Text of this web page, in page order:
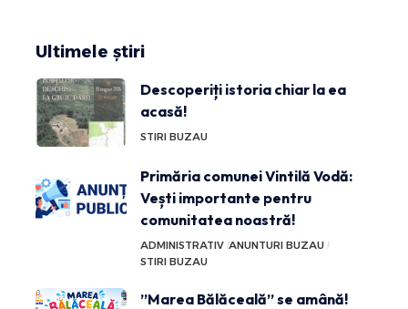
Ultimele știri
Descoperiți istoria chiar la ea
acasă!
STIRI BUZAU
Primăria comunei Vintilă Vodă:
Vești importante pentru
comunitatea noastră!
ADMINISTRATIV ANUNTURI BUZAU
STIRI BUZAU
”Marea Bălăceală” se amână!